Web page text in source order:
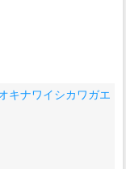
キナワイシカワガエ